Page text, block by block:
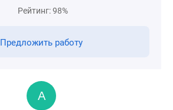
Рейтинг: 98%
Предложить работу